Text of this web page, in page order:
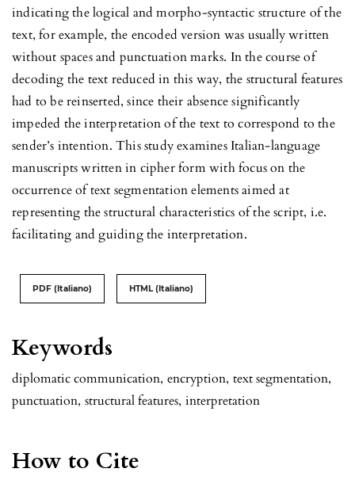
Keywords
diplomatic communication, encryption, text segmentation,
punctuation, structural features, interpretation
How to Cite
indicating the logical and morpho-syntactic structure of the
text, for example, the encoded version was usually written
without spaces and punctuation marks. In the course of
decoding the text reduced in this way, the structural features
had to be reinserted, since their absence significantly
impeded the interpretation of the text to correspond to the
sender’s intention. This study examines Italian-language
manuscripts written in cipher form with focus on the
occurrence of text segmentation elements aimed at
representing the structural characteristics of the script, i.e.
facilitating and guiding the interpretation.
PDF (Italiano) HTML (Italiano)